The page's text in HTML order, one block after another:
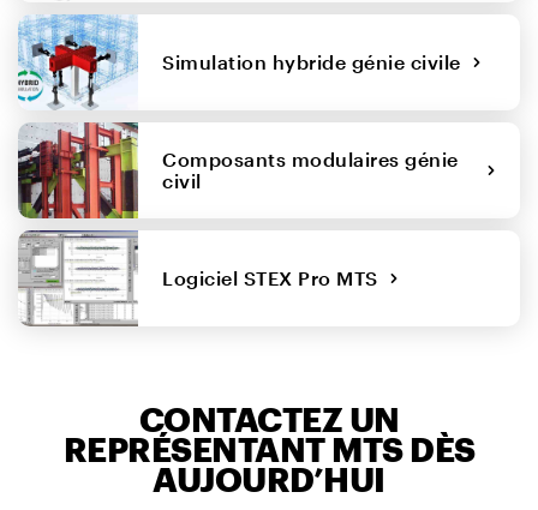
Simulation hybride génie civile
Composants modulaires génie
civil
Logiciel STEX Pro MTS
CONTACTEZ UN
REPRÉSENTANT MTS DÈS
AUJOURD’HUI